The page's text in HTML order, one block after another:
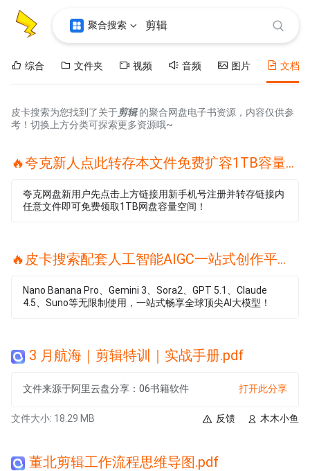
聚合搜索
综合 文件夹 视频 音频 图片 文档
皮卡搜索为您找到了关于剪辑的聚合网盘电子书资源，内容仅供参
考！切换上方分类可探索更多资源哦~
🔥夸克新人点此转存本文件免费扩容1TB容量🔥
夸克网盘新用户先点击上方链接用新手机号注册并转存链接内
任意文件即可免费领取1TB网盘容量空间！
🔥皮卡搜索配套人工智能AIGC一站式创作平台🔥
Nano Banana Pro、Gemini 3、Sora2、GPT 5.1、Claude
4.5、Suno等无限制使用，一站式畅享全球顶尖AI大模型！
3 月航海｜剪辑特训｜实战手册.pdf
文件来源于阿里云盘分享：06书籍软件 打开此分享
文件大小: 18.29 MB 木木小鱼
反馈
董北剪辑工作流程思维导图.pdf